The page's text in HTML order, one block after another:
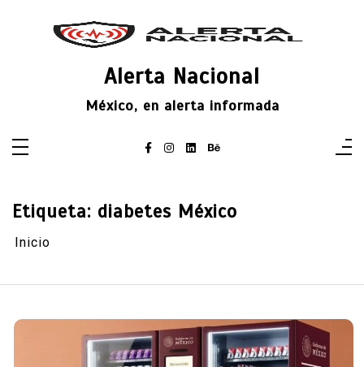
Alerta Nacional
México, en alerta informada
Etiqueta: diabetes México
Inicio